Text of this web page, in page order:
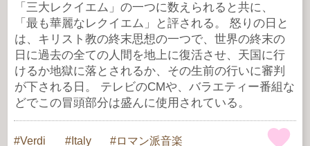
「三大レクイエム」の一つに数えられると共に、
「最も華麗なレクイエム」と評される。 怒りの日と
は、キリスト教の終末思想の一つで、世界の終末の
日に過去の全ての人間を地上に復活させ、天国に行
けるか地獄に落とされるか、その生前の行いに審判
が下される日。 テレビのCMや、バラエティー番組な
どでこの冒頭部分は盛んに使用されている。
Verdi Italy ロマン派音楽